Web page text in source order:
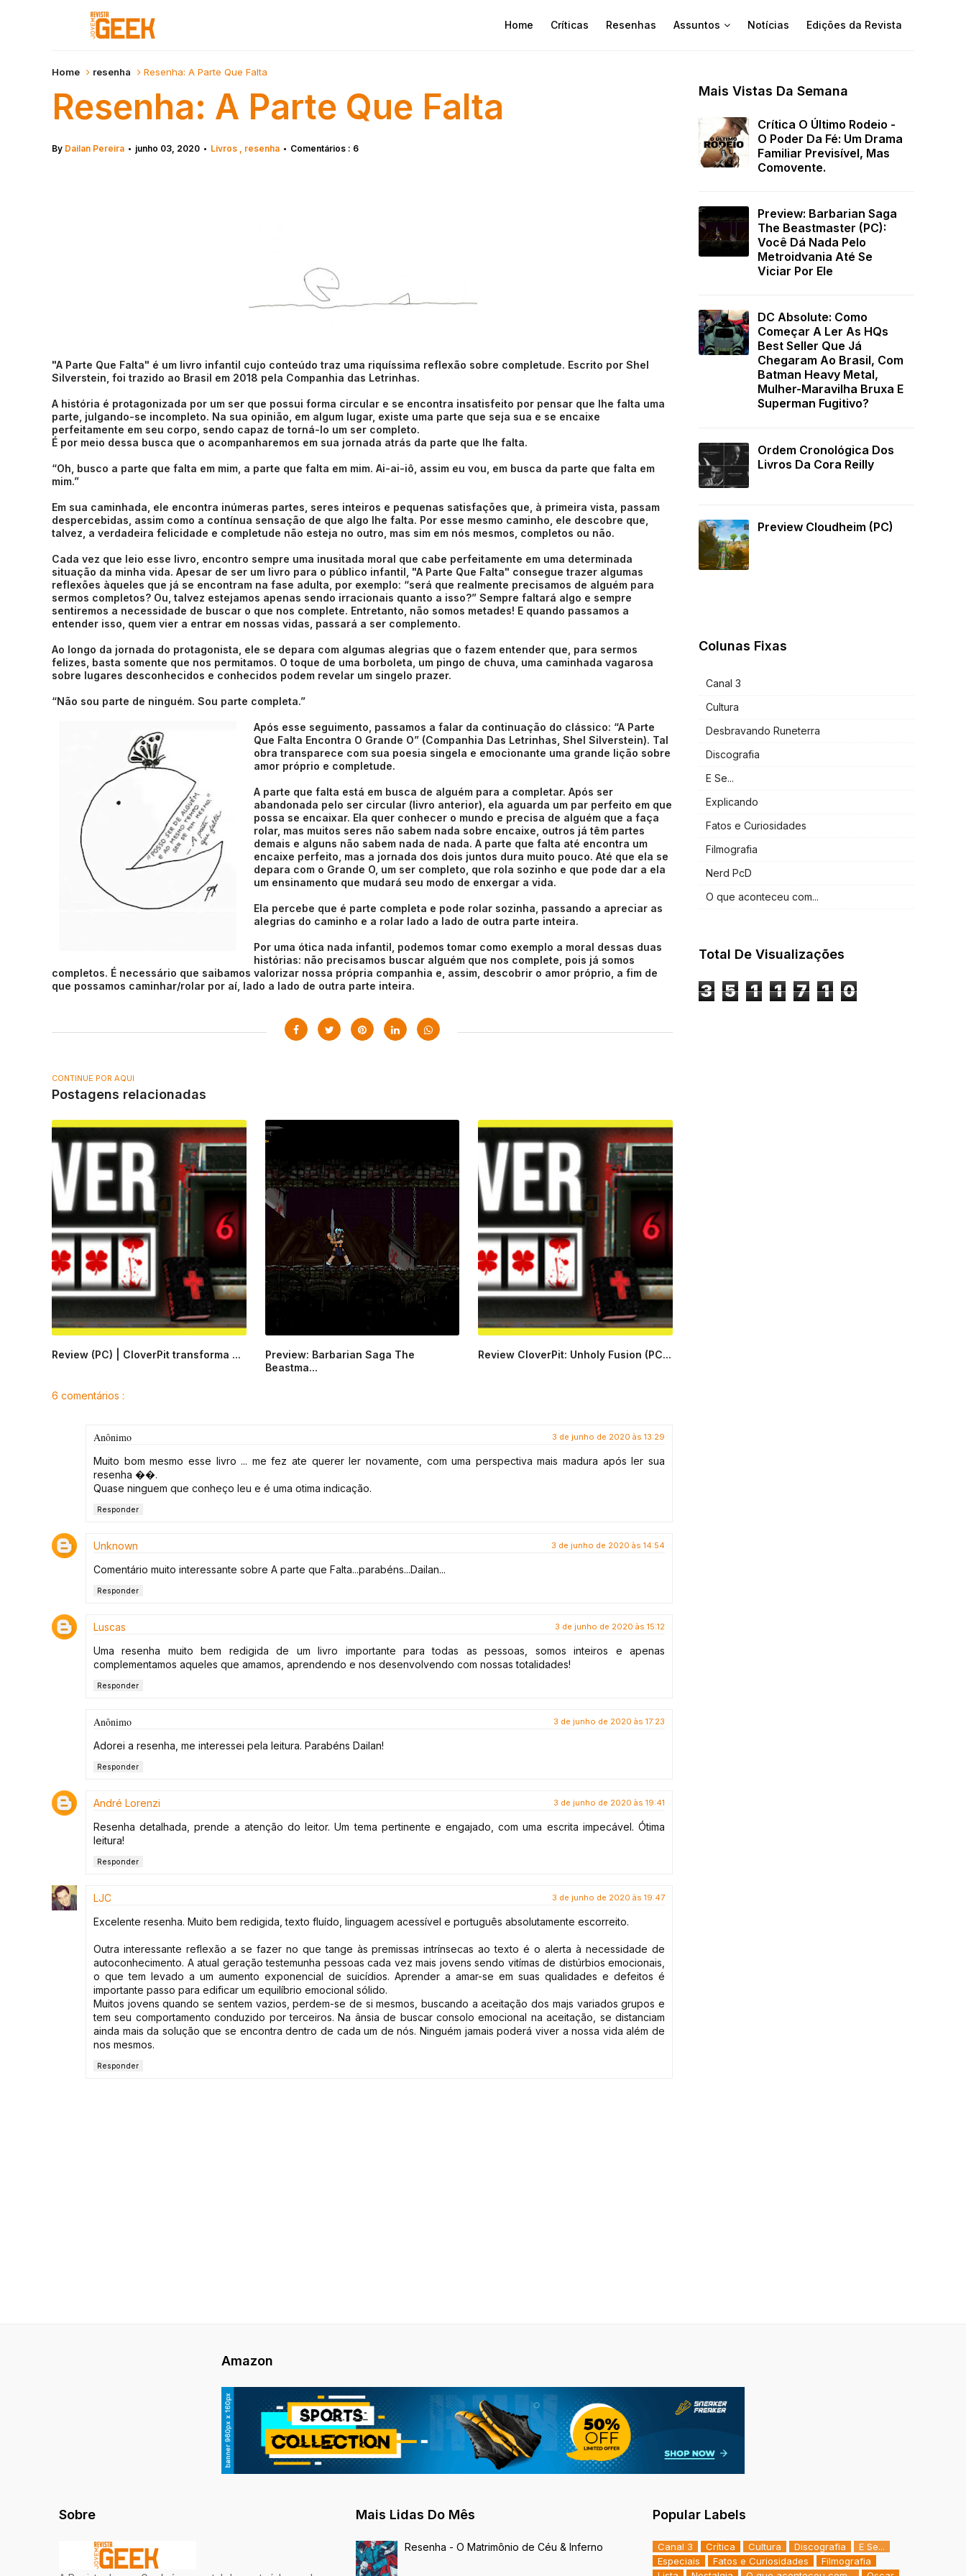
Home Críticas Resenhas Assuntos Notícias Edições da Revista
Home resenha Resenha: A Parte Que Falta
Resenha: A Parte Que Falta
By Dailan Pereira • junho 03, 2020 • Livros resenha • Comentários : 6
"A Parte Que Falta" é um livro infantil cujo conteúdo traz uma riquíssima reflexão sobre completude. Escrito por Shel
Silverstein, foi trazido ao Brasil em 2018 pela Companhia das Letrinhas.
A história é protagonizada por um ser que possui forma circular e se encontra insatisfeito por pensar que lhe falta uma
parte, julgando-se incompleto. Na sua opinião, em algum lugar, existe uma parte que seja sua e se encaixe
perfeitamente em seu corpo, sendo capaz de torná-lo um ser completo.
É por meio dessa busca que o acompanharemos em sua jornada atrás da parte que lhe falta.
“Oh, busco a parte que falta em mim, a parte que falta em mim. Ai-ai-iô, assim eu vou, em busca da parte que falta em
mim.”
Em sua caminhada, ele encontra inúmeras partes, seres inteiros e pequenas satisfações que, à primeira vista, passam
despercebidas, assim como a contínua sensação de que algo lhe falta. Por esse mesmo caminho, ele descobre que,
talvez, a verdadeira felicidade e completude não esteja no outro, mas sim em nós mesmos, completos ou não.
Cada vez que leio esse livro, encontro sempre uma inusitada moral que cabe perfeitamente em uma determinada
situação da minha vida. Apesar de ser um livro para o público infantil, "A Parte Que Falta" consegue trazer algumas
reflexões àqueles que já se encontram na fase adulta, por exemplo: “será que realmente precisamos de alguém para
sermos completos? Ou, talvez estejamos apenas sendo irracionais quanto a isso?” Sempre faltará algo e sempre
sentiremos a necessidade de buscar o que nos complete. Entretanto, não somos metades! E quando passamos a
entender isso, quem vier a entrar em nossas vidas, passará a ser complemento.
Ao longo da jornada do protagonista, ele se depara com algumas alegrias que o fazem entender que, para sermos
felizes, basta somente que nos permitamos. O toque de uma borboleta, um pingo de chuva, uma caminhada vagarosa
sobre lugares desconhecidos e conhecidos podem revelar um singelo prazer.
“Não sou parte de ninguém. Sou parte completa.”
Após esse seguimento, passamos a falar da continuação do clássico: “A Parte
Que Falta Encontra O Grande O” (Companhia Das Letrinhas, Shel Silverstein). Tal
obra transparece com sua poesia singela e emocionante uma grande lição sobre
amor próprio e completude.
A parte que falta está em busca de alguém para a completar. Após ser
abandonada pelo ser circular (livro anterior), ela aguarda um par perfeito em que
possa se encaixar. Ela quer conhecer o mundo e precisa de alguém que a faça
rolar, mas muitos seres não sabem nada sobre encaixe, outros já têm partes
demais e alguns não sabem nada de nada. A parte que falta até encontra um
encaixe perfeito, mas a jornada dos dois juntos dura muito pouco. Até que ela se
depara com o Grande O, um ser completo, que rola sozinho e que pode dar a ela
um ensinamento que mudará seu modo de enxergar a vida.
Ela percebe que é parte completa e pode rolar sozinha, passando a apreciar as
alegrias do caminho e a rolar lado a lado de outra parte inteira.
Por uma ótica nada infantil, podemos tomar como exemplo a moral dessas duas
histórias: não precisamos buscar alguém que nos complete, pois já somos
completos. É necessário que saibamos valorizar nossa própria companhia e, assim, descobrir o amor próprio, a fim de
que possamos caminhar/rolar por aí, lado a lado de outra parte inteira.
CONTINUE POR AQUI
Postagens relacionadas
Review (PC) | CloverPit transforma ...
Preview: Barbarian Saga The
Beastma...
Review CloverPit: Unholy Fusion (PC...
6 comentários :
Anônimo 3 de junho de 2020 às 13:29
Muito bom mesmo esse livro ... me fez ate querer ler novamente, com uma perspectiva mais madura após ler sua
resenha ��.
Quase ninguem que conheço leu e é uma otima indicação.
Responder
Unknown 3 de junho de 2020 às 14:54
Comentário muito interessante sobre A parte que Falta...parabéns...Dailan...
Responder
Luscas 3 de junho de 2020 às 15:12
Uma resenha muito bem redigida de um livro importante para todas as pessoas, somos inteiros e apenas
complementamos aqueles que amamos, aprendendo e nos desenvolvendo com nossas totalidades!
Responder
Anônimo 3 de junho de 2020 às 17:23
Adorei a resenha, me interessei pela leitura. Parabéns Dailan!
Responder
André Lorenzi 3 de junho de 2020 às 19:41
Resenha detalhada, prende a atenção do leitor. Um tema pertinente e engajado, com uma escrita impecável. Ótima
leitura!
Responder
LJC 3 de junho de 2020 às 19:47
Excelente resenha. Muito bem redigida, texto fluído, linguagem acessível e português absolutamente escorreito.
Outra interessante reflexão a se fazer no que tange às premissas intrínsecas ao texto é o alerta à necessidade de
autoconhecimento. A atual geração testemunha pessoas cada vez mais jovens sendo vitímas de distúrbios emocionais,
o que tem levado a um aumento exponencial de suicídios. Aprender a amar-se em suas qualidades e defeitos é
importante passo para edificar um equilíbrio emocional sólido.
Muitos jovens quando se sentem vazios, perdem-se de si mesmos, buscando a aceitação dos majs variados grupos e
tem seu comportamento conduzido por terceiros. Na ânsia de buscar consolo emocional na aceitação, se distanciam
ainda mais da solução que se encontra dentro de cada um de nós. Ninguém jamais poderá viver a nossa vida além de
nos mesmos.
Responder
Mais Vistas Da Semana
Crítica O Último Rodeio -
O Poder Da Fé: Um Drama
Familiar Previsível, Mas
Comovente.
Preview: Barbarian Saga
The Beastmaster (PC):
Você Dá Nada Pelo
Metroidvania Até Se
Viciar Por Ele
DC Absolute: Como
Começar A Ler As HQs
Best Seller Que Já
Chegaram Ao Brasil, Com
Batman Heavy Metal,
Mulher-Maravilha Bruxa E
Superman Fugitivo?
Ordem Cronológica Dos
Livros Da Cora Reilly
Preview Cloudheim (PC)
Colunas Fixas
Canal 3
Cultura
Desbravando Runeterra
Discografia
E Se...
Explicando
Fatos e Curiosidades
Filmografia
Nerd PcD
O que aconteceu com...
Total De Visualizações
3 5 1 1 7 1 0
Amazon
Sobre Mais Lidas Do Mês
Resenha - O Matrimônio de Céu & Inferno
Popular Labels
Canal 3 Crítica Cultura Discografia
E Se...
Especiais
Fatos e Curiosidades
Filmografia